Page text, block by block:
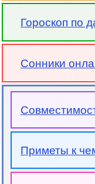
Гороскоп по
Сонники
Приметы к